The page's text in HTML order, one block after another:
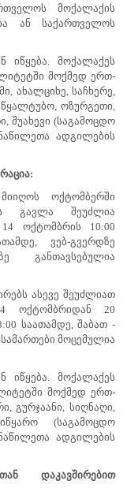
მოქალაქის
ან საქართველოს
იწყება. მოქალაქეს
მოქმედ ერთ-
ახალციხე, საჩხერე,
ოზურგეთი,
შუახევი (საგამოცდო
ადგილების
ოქტომბერში
გავლა შეუძლია
ოქტომბრის 10:00
ვებ-გვერდზე
განთავსებულია
ასევე შეუძლიათ
ოქტომბრიდან 20
საათამდე, შაბათ -
მოცემულია
იწყება. მოქალაქეს
მოქმედ ერთ-
გურჯაანი, სიღნაღი,
(საგამოცდო
ადგილების
დაკავშირებით